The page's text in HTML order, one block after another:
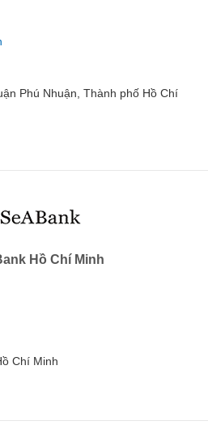
Phú Nhuận, Thành phố Hồ Chí
Hồ Chí Minh
Chí Minh